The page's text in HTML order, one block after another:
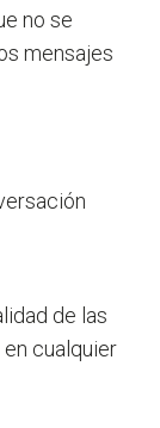
no se
mensajes
de las
cualquier